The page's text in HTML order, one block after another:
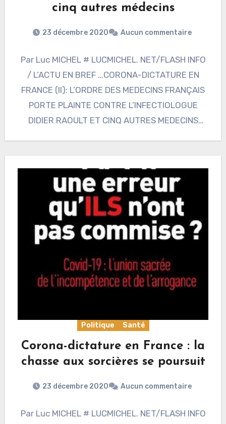
cinq autres médecins
23 décembre 2020 Aucun commentaire
Par Luc MICHEL # LUCMICHEL. NET/FLASH INFO
/ L’ACTU EN BREF …CORONA-DICTATURE EN
FRANCE (II): L’ORDRE DES MEDECINS FRANÇAIS
PORTE PLAINTE CONTRE L’INFECTIOLOGUE
DIDIER RAOULT ET CINQ AUTRES MEDECINS
Politique Santé
Corona-dictature en France : la
chasse aux sorcières se poursuit
23 décembre 2020 Aucun commentaire
Par Luc MICHEL # LUCMICHEL. NET/FLASH INFO